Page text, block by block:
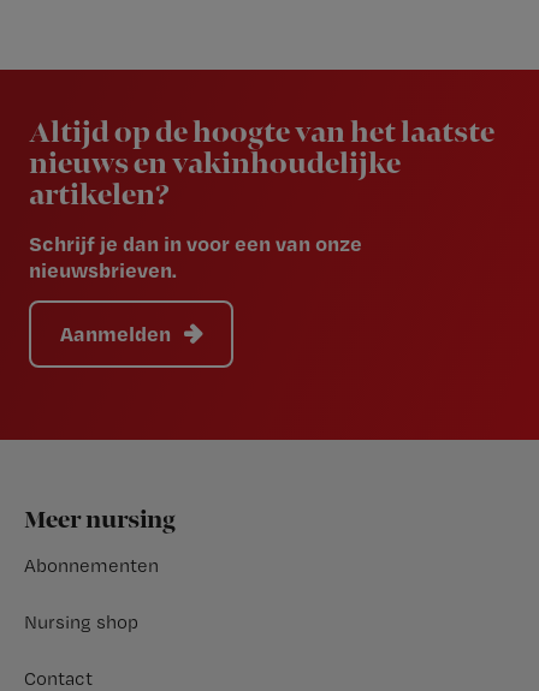
Altijd op de hoogte van het laatste
nieuws en vakinhoudelijke
artikelen?
Schrijf je dan in voor een van onze
nieuwsbrieven.
Aanmelden
Footer
Meer nursing
Abonnementen
Nursing shop
Contact